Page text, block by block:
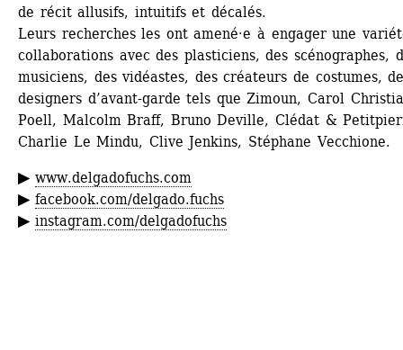
de récit allusifs, intuitifs et décalés.
Leurs recherches les ont amené·e à engager une
collaborations avec des plasticiens, des scénographes,
musiciens, des vidéastes, des créateurs de costumes,
designers d’avant-garde tels que Zimoun, Carol
Poell, Malcolm Braff, Bruno Deville, Clédat &
Charlie Le Mindu, Clive Jenkins, Stéphane Vecchione.
▶ www.delgadofuchs.com
▶ facebook.com/delgado.fuchs
▶ instagram.com/delgadofuchs